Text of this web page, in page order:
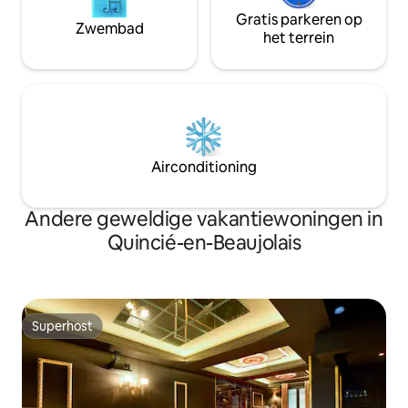
Zwembad
Gratis parkeren op
het terrein
Airconditioning
Andere geweldige vakantiewoningen in
Quincié-en-Beaujolais
Superhost
Superhost